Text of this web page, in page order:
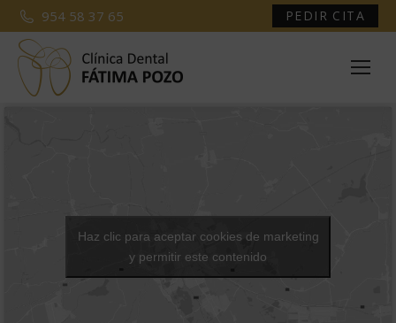
954 58 37 65 PEDIR CITA
Haz clic para aceptar cookies de marketing
y permitir este contenido